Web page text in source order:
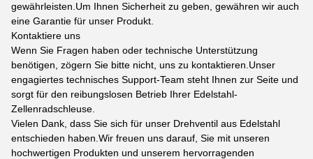
gewährleisten.Um Ihnen Sicherheit zu geben, gewähren wir auch
eine Garantie für unser Produkt.
Kontaktiere uns
Wenn Sie Fragen haben oder technische Unterstützung
benötigen, zögern Sie bitte nicht, uns zu kontaktieren.Unser
engagiertes technisches Support-Team steht Ihnen zur Seite und
sorgt für den reibungslosen Betrieb Ihrer Edelstahl-
Zellenradschleuse.
Vielen Dank, dass Sie sich für unser Drehventil aus Edelstahl
entschieden haben.Wir freuen uns darauf, Sie mit unseren
hochwertigen Produkten und unserem hervorragenden